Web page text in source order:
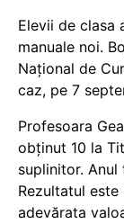
Elevii de clasa
manuale noi.
Național de
caz, pe 7
Profesoara
obținut 10 la
suplinitor.
Rezultatul
adevărata